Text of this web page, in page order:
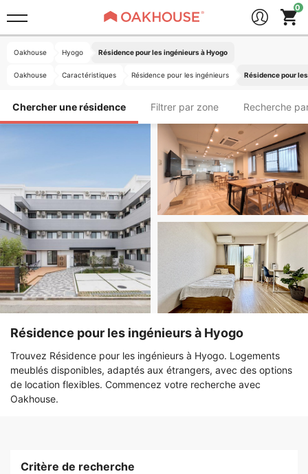
Oakhouse Hyogo Résidence pour les ingénieurs à Hyogo
Oakhouse Caractéristiques Résidence pour les ingénieurs Résidence pour
Chercher une résidence Filtrer par zone Recherche
Résidence pour les ingénieurs à Hyogo
Trouvez Résidence pour les ingénieurs à Hyogo. Logements
meublés disponibles, adaptés aux étrangers, avec des options
de location flexibles. Commencez votre recherche avec
Oakhouse.
Critère de recherche